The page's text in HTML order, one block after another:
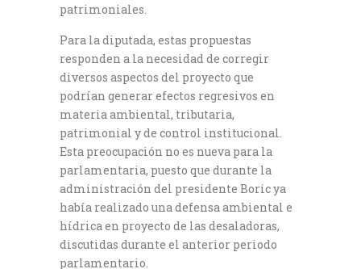
patrimoniales.
Para la diputada, estas propuestas
responden a la necesidad de corregir
diversos aspectos del proyecto que
podrían generar efectos regresivos en
materia ambiental, tributaria,
patrimonial y de control institucional.
Esta preocupación no es nueva para la
parlamentaria, puesto que durante la
administración del presidente Boric ya
había realizado una defensa ambiental e
hídrica en proyecto de las desaladoras,
discutidas durante el anterior periodo
parlamentario.